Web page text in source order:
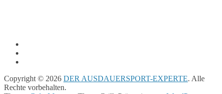
Copyright © 2026 DER AUSDAUERSPORT-EXPERTE. Alle
Rechte vorbehalten.